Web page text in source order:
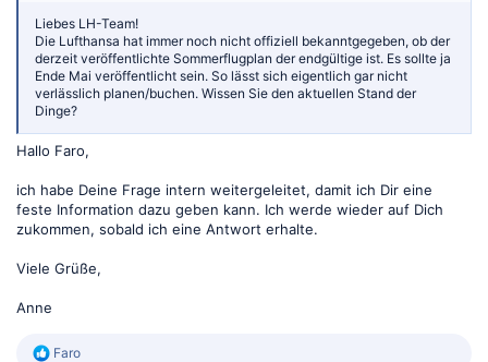
Liebes LH-Team!
Die Lufthansa hat immer noch nicht offiziell bekanntgegeben, ob der
derzeit veröffentlichte Sommerflugplan der endgültige ist. Es sollte ja
Ende Mai veröffentlicht sein. So lässt sich eigentlich gar nicht
verlässlich planen/buchen. Wissen Sie den aktuellen Stand der
Dinge?
Hallo Faro,
ich habe Deine Frage intern weitergeleitet, damit ich Dir eine
feste Information dazu geben kann. Ich werde wieder auf Dich
zukommen, sobald ich eine Antwort erhalte.
Viele Grüße,
Anne
R
Faro